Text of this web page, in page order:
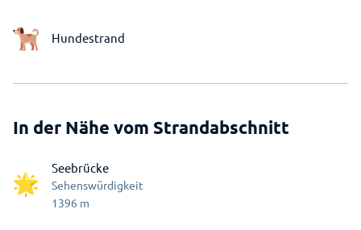
Hundestrand
In der Nähe vom Strandabschnitt
Seebrücke
Sehenswürdigkeit
1396 m